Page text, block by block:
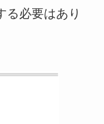
る必要はあり